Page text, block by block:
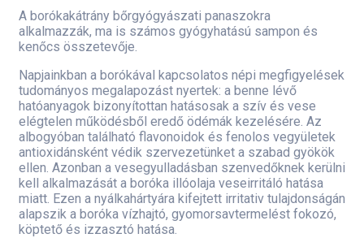
A borókakátrány bőrgyógyászati panaszokra
alkalmazzák, ma is számos gyógyhatású sampon és
kenőcs összetevője.
Napjainkban a borókával kapcsolatos népi megfigyelések
tudományos megalapozást nyertek: a benne lévő
hatóanyagok bizonyítottan hatásosak a szív és vese
elégtelen működésből eredő ödémák kezelésére. Az
albogyóban található flavonoidok és fenolos vegyületek
antioxidánsként védik szervezetünket a szabad gyökök
ellen. Azonban a vesegyulladásban szenvedőknek kerülni
kell alkalmazását a boróka illóolaja veseirritáló hatása
miatt. Ezen a nyálkahártyára kifejtett irritativ tulajdonságán
alapszik a boróka vízhajtó, gyomorsavtermelést fokozó,
köptető és izzasztó hatása.